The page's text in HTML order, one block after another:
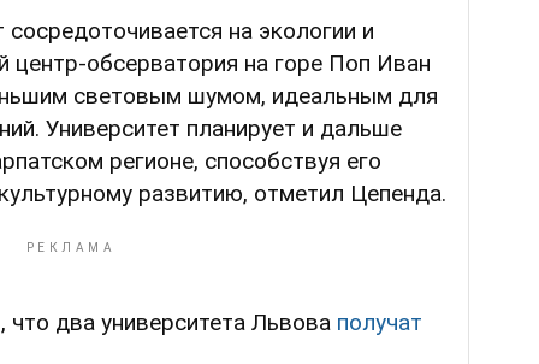
на экологии и
обсерватория на горе Поп Иван
световым шумом, идеальным для
Университет планирует и дальше
регионе, способствуя его
развитию, отметил Цепенда.
что два университета Львова получат